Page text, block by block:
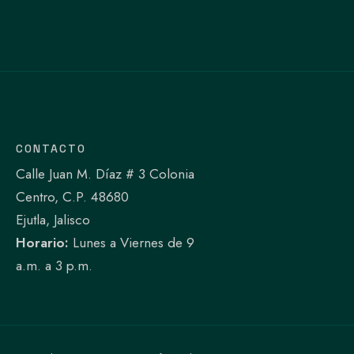
CONTACTO
Calle Juan M. Díaz # 3 Colonia
Centro, C.P. 48680
Ejutla, Jalisco
Horario: Lunes a Viernes de 9
a.m. a 3 p.m.